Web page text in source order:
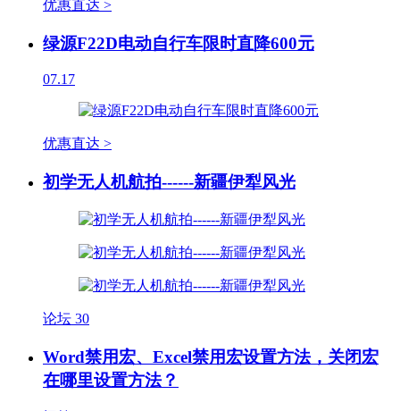
优惠直达 >
绿源F22D电动自行车限时直降600元
07.17
优惠直达 >
初学无人机航拍------新疆伊犁风光
论坛 30
Word禁用宏、Excel禁用宏设置方法，关闭宏
在哪里设置方法？